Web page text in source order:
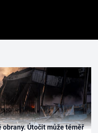
obrany. Útočit může téměř